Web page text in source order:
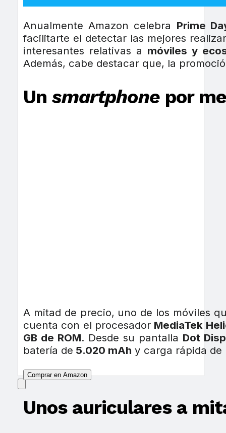
Anualmente Amazon celebra Prime
facilitarte el detectar las mejores
interesantes relativas a móviles y
Además, cabe destacar que, la
Un smartphonepor
A mitad de precio, uno de los móviles
cuenta con el procesador MediaTek
GB de ROM. Desde su pantalla Dot
batería de 5.020 mAh y carga rápida de
Comprar en Amazon
Unos auriculares a